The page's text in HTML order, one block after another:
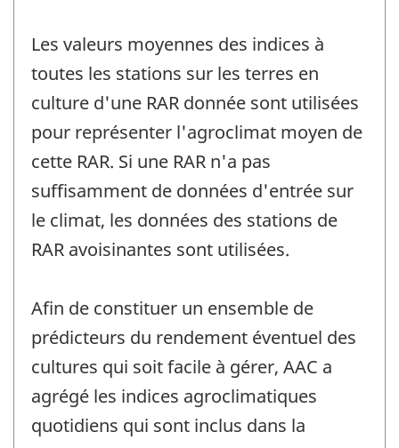
Les valeurs moyennes des indices à
toutes les stations sur les terres en
culture d'une RAR donnée sont utilisées
pour représenter l'agroclimat moyen de
cette RAR. Si une RAR n'a pas
suffisamment de données d'entrée sur
le climat, les données des stations de
RAR avoisinantes sont utilisées.
Afin de constituer un ensemble de
prédicteurs du rendement éventuel des
cultures qui soit facile à gérer, AAC a
agrégé les indices agroclimatiques
quotidiens qui sont inclus dans la